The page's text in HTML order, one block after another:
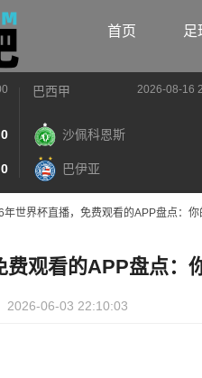
首页 足
0
0
巴西甲 2026-08-16
沙佩科恩斯
巴伊亚
年世界杯直播，免费观看的APP盘点：你
观看的APP盘点：
2026-06-03 22:10:03